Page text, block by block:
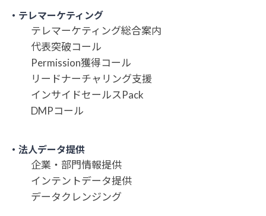
・テレマーケティング
テレマーケティング総合案内
代表突破コール
Permission獲得コール
リードナーチャリング支援
インサイドセールスPack
DMPコール
・法人データ提供
企業・部門情報提供
インテントデータ提供
データクレンジング